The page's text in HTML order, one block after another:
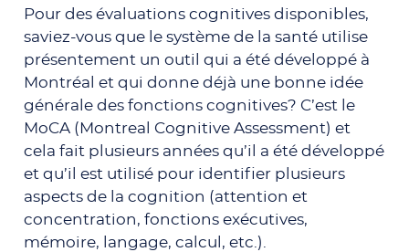
Pour des évaluations cognitives disponibles,
saviez-vous que le système de la santé utilise
présentement un outil qui a été développé à
Montréal et qui donne déjà une bonne idée
générale des fonctions cognitives? C’est le
MoCA (Montreal Cognitive Assessment) et
cela fait plusieurs années qu’il a été développé
et qu’il est utilisé pour identifier plusieurs
aspects de la cognition (attention et
concentration, fonctions exécutives,
mémoire, langage, calcul, etc.).